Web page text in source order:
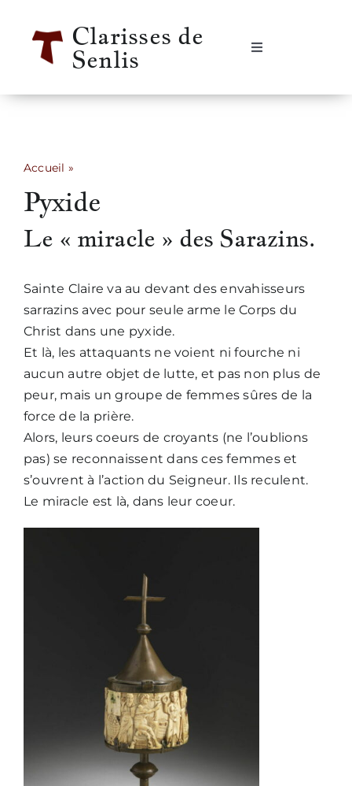
contenu
Clarisses de
Senlis
Navigation
Qui sommes-nous ?
Notre vie
Notre histoire
Informations pratiques
Nous écrire
Accueil »
Pyxide
Le « miracle » des Sarazins.
Sainte Claire va au devant des envahisseurs
sarrazins avec pour seule arme le Corps du
Christ dans une pyxide.
Et là, les attaquants ne voient ni fourche ni
aucun autre objet de lutte, et pas non plus de
peur, mais un groupe de femmes sûres de la
force de la prière.
Alors, leurs coeurs de croyants (ne l’oublions
pas) se reconnaissent dans ces femmes et
s’ouvrent à l’action du Seigneur. Ils reculent.
Le miracle est là, dans leur coeur.